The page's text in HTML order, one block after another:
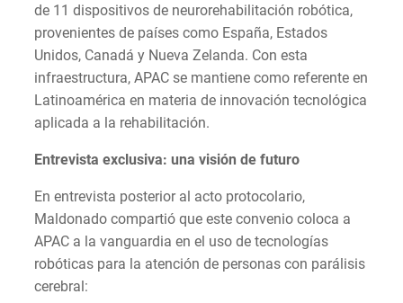
de 11 dispositivos de neurorehabilitación robótica,
provenientes de países como España, Estados
Unidos, Canadá y Nueva Zelanda. Con esta
infraestructura, APAC se mantiene como referente en
Latinoamérica en materia de innovación tecnológica
aplicada a la rehabilitación.
Entrevista exclusiva: una visión de futuro
En entrevista posterior al acto protocolario,
Maldonado compartió que este convenio coloca a
APAC a la vanguardia en el uso de tecnologías
robóticas para la atención de personas con parálisis
cerebral: